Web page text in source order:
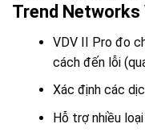
Trend Networks
VDV II Pro đo
cách đến lỗi
Xác định các
Hỗ trợ nhiều